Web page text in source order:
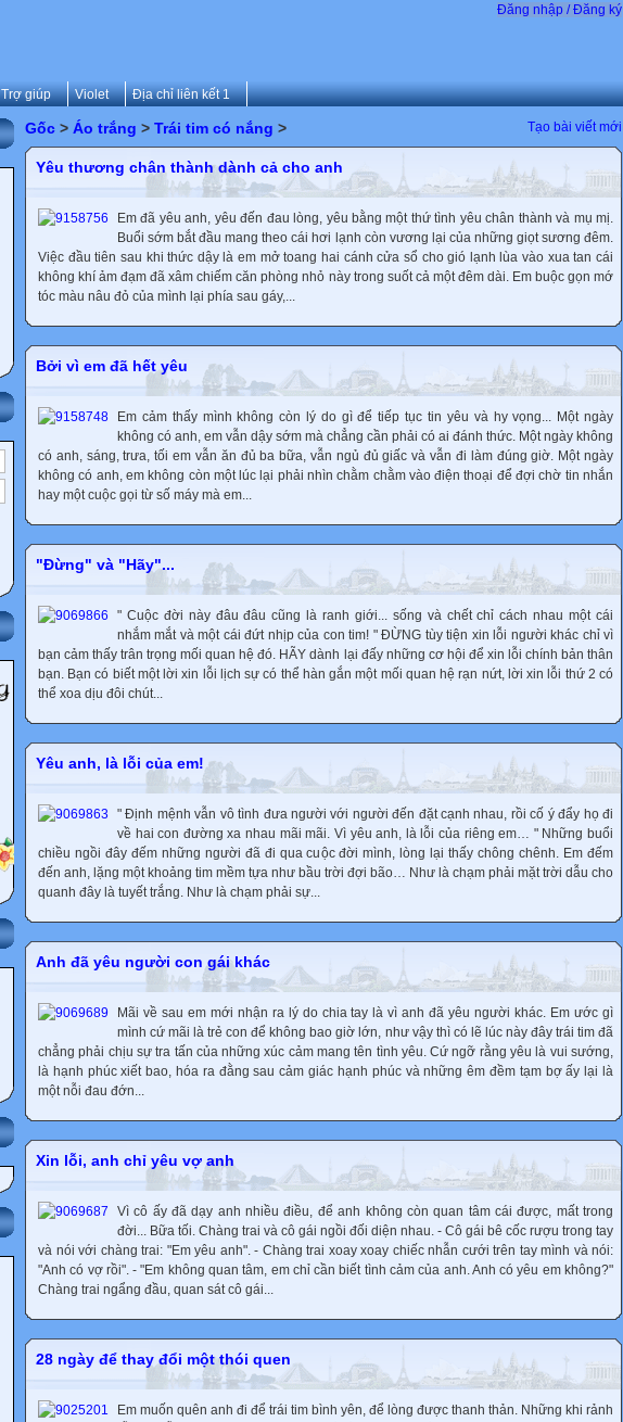
Đăng nhập / Đăng ký
Trợ giúp Violet Địa chỉ liên kết 1
Gốc > Áo trắng > Trái tim có nắng > Tạo bài viết mới
Yêu thương chân thành dành cả cho anh
Em đã yêu anh, yêu đến đau lòng, yêu bằng một thứ tình yêu chân thành và mụ mị.
Buổi sớm bắt đầu mang theo cái hơi lạnh còn vương lại của những giọt sương đêm.
Việc đầu tiên sau khi thức dậy là em mở toang hai cánh cửa sổ cho gió lạnh lùa vào xua tan cái
không khí ảm đạm đã xâm chiếm căn phòng nhỏ này trong suốt cả một đêm dài. Em buộc gọn mớ
tóc màu nâu đỏ của mình lại phía sau gáy,...
Bởi vì em đã hết yêu
Em cảm thấy mình không còn lý do gì để tiếp tục tin yêu và hy vọng... Một ngày
không có anh, em vẫn dậy sớm mà chẳng cần phải có ai đánh thức. Một ngày không
có anh, sáng, trưa, tối em vẫn ăn đủ ba bữa, vẫn ngủ đủ giấc và vẫn đi làm đúng giờ. Một ngày
không có anh, em không còn một lúc lại phải nhìn chằm chằm vào điện thoại để đợi chờ tin nhắn
hay một cuộc gọi từ số máy mà em...
"Đừng" và "Hãy"...
" Cuộc đời này đâu đâu cũng là ranh giới... sống và chết chỉ cách nhau một cái
nhắm mắt và một cái đứt nhịp của con tim! " ĐỪNG tùy tiện xin lỗi người khác chỉ vì
bạn cảm thấy trân trọng mối quan hệ đó. HÃY dành lại đấy những cơ hội để xin lỗi chính bản thân
bạn. Bạn có biết một lời xin lỗi lịch sự có thể hàn gắn một mối quan hệ rạn nứt, lời xin lỗi thứ 2 có
thể xoa dịu đôi chút...
Yêu anh, là lỗi của em!
" Định mệnh vẫn vô tình đưa người với người đến đặt cạnh nhau, rồi cố ý đẩy họ đi
về hai con đường xa nhau mãi mãi. Vì yêu anh, là lỗi của riêng em… " Những buổi
chiều ngồi đây đếm những người đã đi qua cuộc đời mình, lòng lại thấy chông chênh. Em đếm
đến anh, lặng một khoảng tim mềm tựa như bầu trời đợi bão… Như là chạm phải mặt trời dẫu cho
quanh đây là tuyết trắng. Như là chạm phải sự...
Anh đã yêu người con gái khác
Mãi về sau em mới nhận ra lý do chia tay là vì anh đã yêu người khác. Em ước gì
mình cứ mãi là trẻ con để không bao giờ lớn, như vậy thì có lẽ lúc này đây trái tim đã
chẳng phải chịu sự tra tấn của những xúc cảm mang tên tình yêu. Cứ ngỡ rằng yêu là vui sướng,
là hạnh phúc xiết bao, hóa ra đằng sau cảm giác hạnh phúc và những êm đềm tạm bợ ấy lại là
một nỗi đau đớn...
Xin lỗi, anh chỉ yêu vợ anh
Vì cô ấy đã dạy anh nhiều điều, để anh không còn quan tâm cái được, mất trong
đời... Bữa tối. Chàng trai và cô gái ngồi đối diện nhau. - Cô gái bê cốc rượu trong tay
và nói với chàng trai: "Em yêu anh". - Chàng trai xoay xoay chiếc nhẫn cưới trên tay mình và nói:
"Anh có vợ rồi". - "Em không quan tâm, em chỉ cần biết tình cảm của anh. Anh có yêu em không?"
Chàng trai ngẩng đầu, quan sát cô gái...
28 ngày để thay đổi một thói quen
Em muốn quên anh đi để trái tim bình yên, để lòng được thanh thản. Những khi rảnh